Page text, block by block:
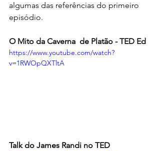
algumas das referências do primeiro
episódio.
O Mito da Caverna  de Platão - TED Ed
https://www.youtube.com/watch?
v=1RWOpQXTltA
Talk do James Randi no TED